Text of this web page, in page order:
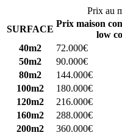
Prix au
SURFACE
Prix maison
low
40m2
72.000€
50m2
90.000€
80m2
144.000€
100m2
180.000€
120m2
216.000€
160m2
288.000€
200m2
360.000€